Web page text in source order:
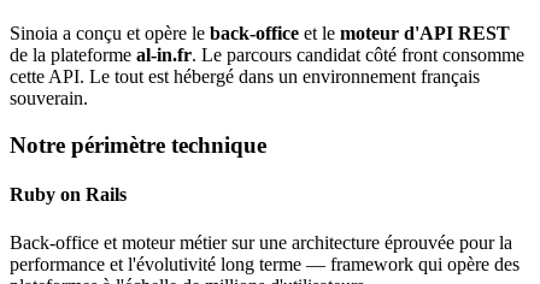
Sinoia a conçu et opère le back-office et le moteur d'API REST
de la plateforme al-in.fr. Le parcours candidat côté front consomme
cette API. Le tout est hébergé dans un environnement français
souverain.
Notre périmètre technique
Ruby on Rails
Back-office et moteur métier sur une architecture éprouvée pour la
performance et l'évolutivité long terme — framework qui opère des